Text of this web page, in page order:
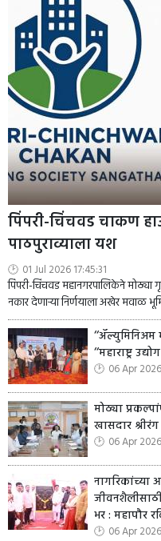
पिंपरी-चिंचवड चाकण
पाठपुराव्याला यश
01 Jul 2026 17:45:31
पिंपरी-चिंचवड महानगरपालिकेने
नकार देणाऱ्या निर्णयाला अखेर मवाळ
‘‘महाराष्ट्र
06 Apr
मोठ्या
खासदार
06 Apr
नागरिकांच्या
भर : महापौर
06 Apr